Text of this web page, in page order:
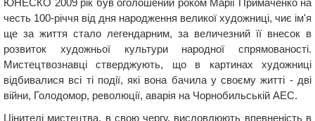
честь 100-річчя від дня народження великої художниці, чиє ім'я
ще за життя стало легендарним, за величезний її внесок в
розвиток художньої культури народної спрямованості.
Мистецтвознавці стверджують, що в картинах художниці
відбивалися всі ті події, які вона бачила у своєму житті - дві
війни, Голодомор, революції, аварія на Чорнобильській АЕС.
Цінителі мистецтва, в свою чергу, висловлюють впевненість в